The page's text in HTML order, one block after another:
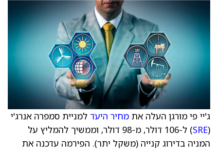
ג'יי פי מורגן העלה את מחיר היעד למניית סמפרה אנרג'י
(
SRE
) ל-106 דולר, מ-98 דולר, וממשיך להמליץ על
המניה בדירוג קנייה (משקל יתר). הפירמה עדכנה את